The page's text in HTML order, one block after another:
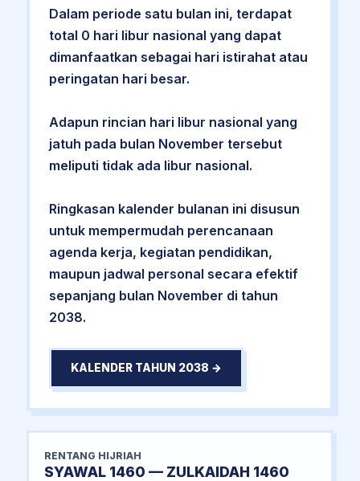
Dalam periode satu bulan ini, terdapat
total 0 hari libur nasional yang dapat
dimanfaatkan sebagai hari istirahat atau
peringatan hari besar.
Adapun rincian hari libur nasional yang
jatuh pada bulan November tersebut
meliputi tidak ada libur nasional.
Ringkasan kalender bulanan ini disusun
untuk mempermudah perencanaan
agenda kerja, kegiatan pendidikan,
maupun jadwal personal secara efektif
sepanjang bulan November di tahun
2038.
KALENDER TAHUN 2038 →
RENTANG HIJRIAH
SYAWAL 1460 — ZULKAIDAH 1460